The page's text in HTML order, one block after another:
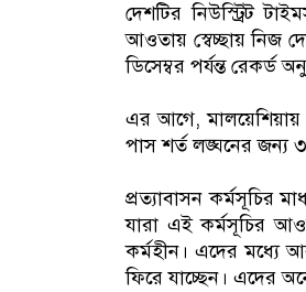
দেশটির নিউস্ট্রিট
আওতায় স্বেচ্ছায় নিজ
ডিসেম্বর পর্যন্ত রেকর্ড
এর আগে, মালয়েশিয়ায়
পাস শর্ত লঙ্ঘনের জন্য
প্রত্যাবাসন কর্মসূচির
যারা এই কর্মসূচির
কর্মহীন। এদের মধ্যে
ফিরে যাচ্ছেন। এদের